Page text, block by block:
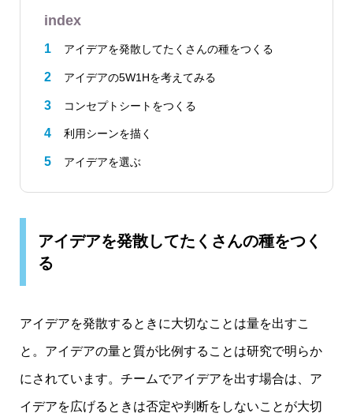
index
アイデアを発散してたくさんの種をつくる
アイデアの5W1Hを考えてみる
コンセプトシートをつくる
利用シーンを描く
アイデアを選ぶ
アイデアを発散してたくさんの種をつく
る
アイデアを発散するときに大切なことは量を出すこ
と。アイデアの量と質が比例することは研究で明らか
にされています。チームでアイデアを出す場合は、ア
イデアを広げるときは否定や判断をしないことが大切